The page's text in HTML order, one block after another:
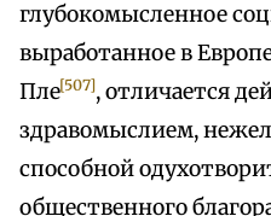
глубокомысленное
выработанное в
Пле[507], отличается
здравомыслием,
способной
общественного